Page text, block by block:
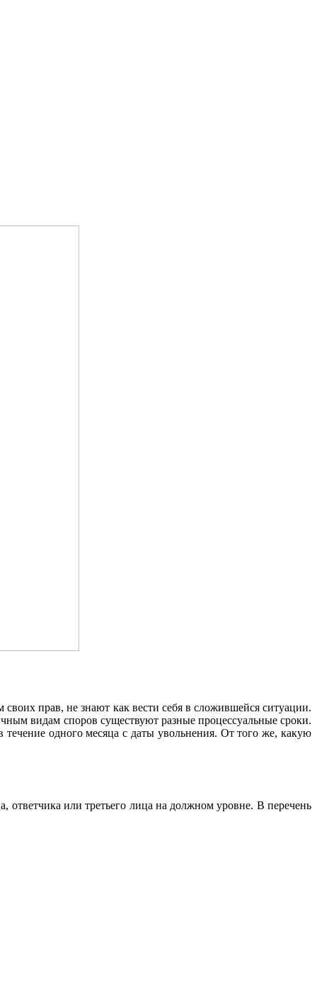
прав, не знают как вести себя в сложившейся ситуации.
видам споров существуют разные процессуальные сроки.
одного месяца с даты увольнения. От того же, какую
или третьего лица на должном уровне. В перечень